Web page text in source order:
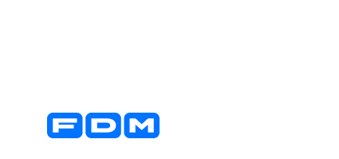
Yderligere information og kontaktoplysninger